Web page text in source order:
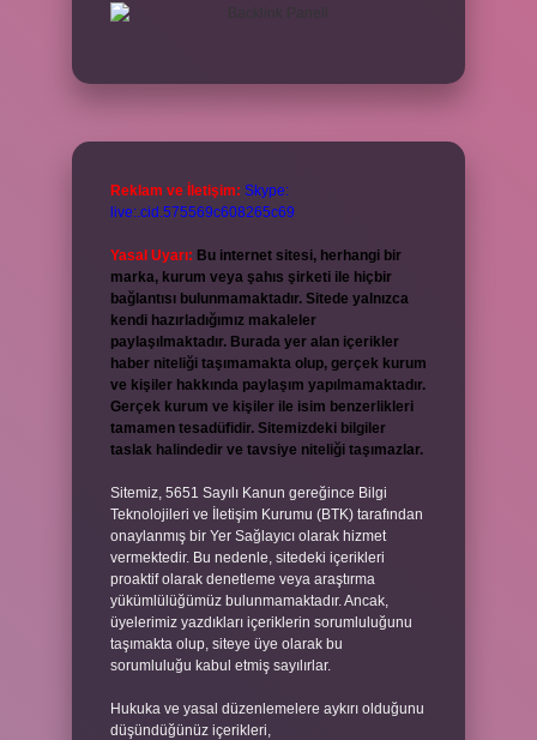
Reklam ve İletişim: Skype:
live:.cid.575569c608265c69
Yasal Uyarı: Bu internet sitesi, herhangi bir
marka, kurum veya şahıs şirketi ile hiçbir
bağlantısı bulunmamaktadır. Sitede yalnızca
kendi hazırladığımız makaleler
paylaşılmaktadır. Burada yer alan içerikler
haber niteliği taşımamakta olup, gerçek kurum
ve kişiler hakkında paylaşım yapılmamaktadır.
Gerçek kurum ve kişiler ile isim benzerlikleri
tamamen tesadüfidir. Sitemizdeki bilgiler
taslak halindedir ve tavsiye niteliği taşımazlar.
Sitemiz, 5651 Sayılı Kanun gereğince Bilgi
Teknolojileri ve İletişim Kurumu (BTK) tarafından
onaylanmış bir Yer Sağlayıcı olarak hizmet
vermektedir. Bu nedenle, sitedeki içerikleri
proaktif olarak denetleme veya araştırma
yükümlülüğümüz bulunmamaktadır. Ancak,
üyelerimiz yazdıkları içeriklerin sorumluluğunu
taşımakta olup, siteye üye olarak bu
sorumluluğu kabul etmiş sayılırlar.
Hukuka ve yasal düzenlemelere aykırı olduğunu
düşündüğünüz içerikleri,